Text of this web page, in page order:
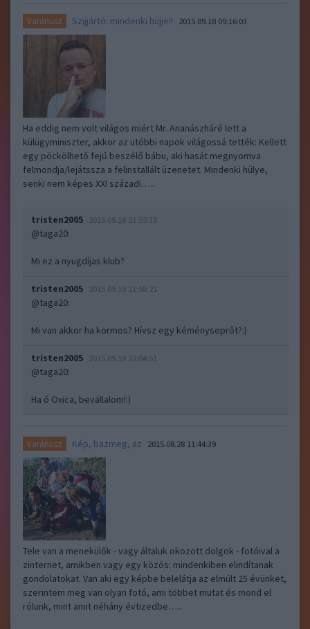
Varánusz Szijjártó: mindenki hüjje!! 2015.09.18 09:16:03
Ha eddig nem volt világos miért Mr. Ananászháré lett a
külügyminiszter, akkor az utóbbi napok világossá tették: Kellett
egy pöckölhető fejű beszélő bábu, aki hasát megnyomva
felmondja/lejátssza a felinstallált üzenetet. Mindenki hülye,
senki nem képes XXI századi…..
tristen2005 2015.09.18 21:55:39
@taga20:
Mi ez a nyugdíjas klub?
tristen2005 2015.09.18 21:58:21
@taga20:
Mi van akkor ha kormos? Hívsz egy kéményseprőt?:)
tristen2005 2015.09.18 22:04:51
@taga20:
Ha ő Oxica, bevállalom!:)
Varánusz Kép, bazmeg, az 2015.08.28 11:44:39
Tele van a menekülők - vagy általuk okozott dolgok - fotóival a
zinternet, amikben vagy egy közös: mindenkiben elindítanak
gondolatokat. Van aki egy képbe belelátja az elmúlt 25 évünket,
szerintem meg van olyan fotó, ami többet mutat és mond el
rólunk, mint amit néhány évtizedbe…..